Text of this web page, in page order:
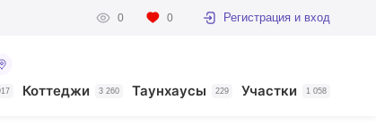
0 0 Регистрация и вход
Коттеджи 3 260 Таунхаусы 229 Участки 1 058